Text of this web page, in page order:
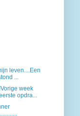
leven....Een
...
week
opdra...